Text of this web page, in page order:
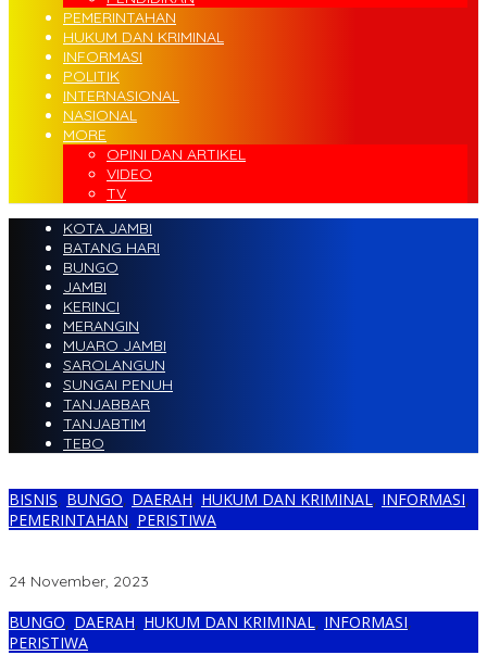
PEMERINTAHAN
HUKUM DAN KRIMINAL
INFORMASI
POLITIK
INTERNASIONAL
NASIONAL
MORE
OPINI DAN ARTIKEL
VIDEO
TV
KOTA JAMBI
BATANG HARI
BUNGO
JAMBI
KERINCI
MERANGIN
MUARO JAMBI
SAROLANGUN
SUNGAI PENUH
TANJABBAR
TANJABTIM
TEBO
BISNIS, BUNGO, DAERAH, HUKUM DAN KRIMINAL, INFORMASI,
PEMERINTAHAN, PERISTIWA
24 November, 2023
BUNGO, DAERAH, HUKUM DAN KRIMINAL, INFORMASI,
PERISTIWA